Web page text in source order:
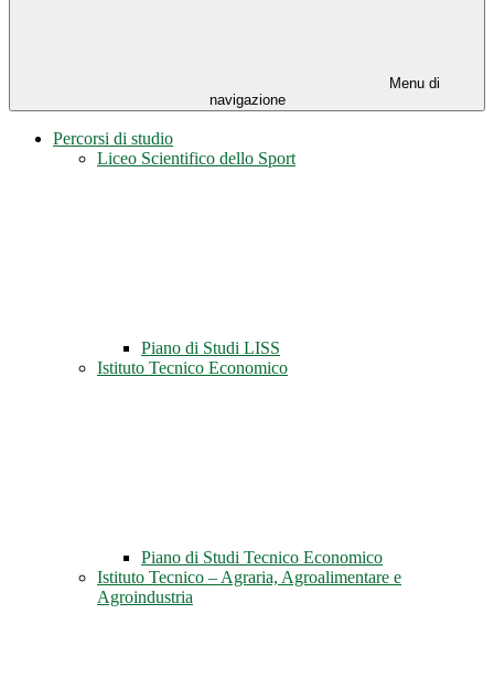
Menu di
navigazione
Percorsi di studio
Liceo Scientifico dello Sport
Piano di Studi LISS
Istituto Tecnico Economico
Piano di Studi Tecnico Economico
Istituto Tecnico – Agraria, Agroalimentare e
Agroindustria